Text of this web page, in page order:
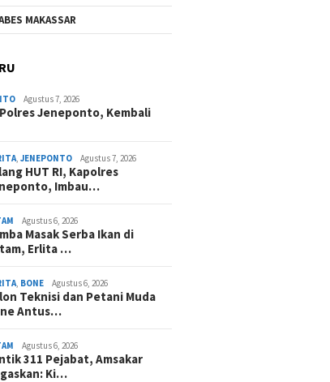
MAKASSAR
Agustus 7, 2026
Jeneponto, Kembali
,JENEPONTO Agustus 7, 2026
HUT RI, Kapolres
Imbau…
Agustus 6, 2026
Masak Serba Ikan di
Erlita …
, BONE Agustus 6, 2026
Teknisi dan Petani Muda
Antus…
Agustus 6, 2026
311 Pejabat, Amsakar
Ki…